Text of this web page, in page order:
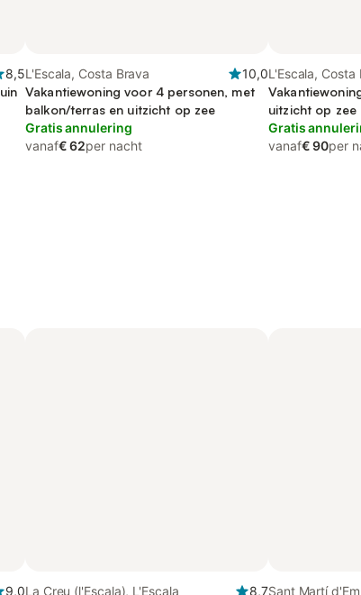
8,5L'Escala, Costa Brava
10,0
Vakantiewoning voor 4 personen, met
balkon/terras en uitzicht op zee
Gratis annulering
vanaf€ 62per nacht
L'Escala, Costa
uitzicht op zee
Gratis
vanaf€ 90per
9,0La Creu (l'Escala), L'Escala 8,7Sant Martí